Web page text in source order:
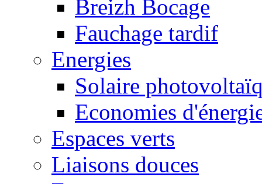
Breizh Bocage
Fauchage tardif
Energies
Solaire
Economies
Espaces verts
Liaisons douces